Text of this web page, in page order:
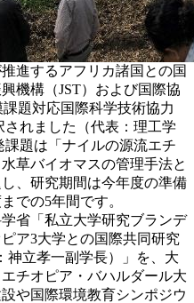
進するアフリカ諸国との国
機構（JST）および国際協
題対応国際科学技術協力
されました（代表：理工学
題は「ナイルの源流エチ
草バイオマスの管理手法と
、研究期間は今年度の準備
での5年間です。
省「私立大学研究ブランデ
ア3大学との国際共同研究
神立孝一副学長）」を、大
チオピア・バハルダール大
や国際環境教育シンポジウ